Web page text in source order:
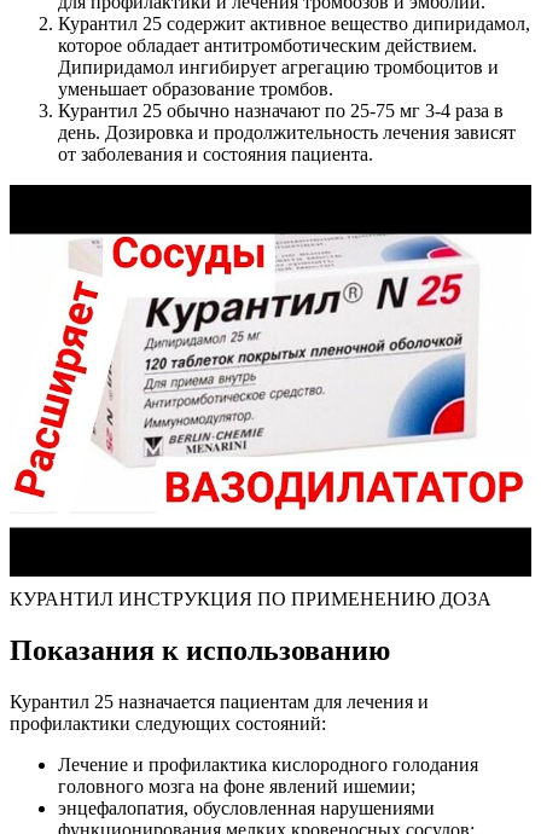
Курантил 25 содержит активное вещество дипиридамол,
которое обладает антитромботическим действием.
Дипиридамол ингибирует агрегацию тромбоцитов и
уменьшает образование тромбов.
Курантил 25 обычно назначают по 25-75 мг 3-4 раза в
день. Дозировка и продолжительность лечения зависят
от заболевания и состояния пациента.
КУРАНТИЛ ИНСТРУКЦИЯ ПО ПРИМЕНЕНИЮ ДОЗА
Показания к использованию
Курантил 25 назначается пациентам для лечения и
профилактики следующих состояний:
Лечение и профилактика кислородного голодания
головного мозга на фоне явлений ишемии;
энцефалопатия, обусловленная нарушениями
функционирования мелких кровеносных сосудов;